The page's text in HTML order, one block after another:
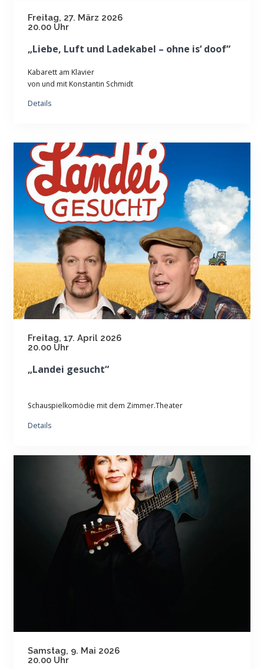
Freitag, 27. März 2026
20.00 Uhr
„Liebe, Luft und Ladekabel – ohne is‘ doof“
Kabarett am Klavier
von und mit Konstantin Schmidt
Details
Freitag, 17. April 2026
20.00 Uhr
„Landei gesucht“
Schauspielkomödie mit dem Zimmer.Theater
Details
Samstag, 9. Mai 2026
20.00 Uhr